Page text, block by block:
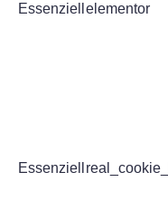
Essenziell elementor
Essenziell